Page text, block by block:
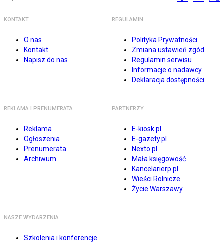
KONTAKT
O nas
Kontakt
Napisz do nas
REGULAMIN
Polityka Prywatności
Zmiana ustawień zgód
Regulamin serwisu
Informacje o nadawcy
Deklaracja dostępności
REKLAMA I PRENUMERATA
Reklama
Ogłoszenia
Prenumerata
Archiwum
PARTNERZY
E-kiosk.pl
E-gazety.pl
Nexto.pl
Mała księgowość
Kancelarierp.pl
Wieści Rolnicze
Życie Warszawy
NASZE WYDARZENIA
Szkolenia i konferencje